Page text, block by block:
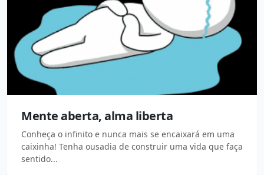
Mente aberta, alma liberta
Conheça o infinito e nunca mais se encaixará em uma
caixinha! Tenha ousadia de construir uma vida que faça
sentido...